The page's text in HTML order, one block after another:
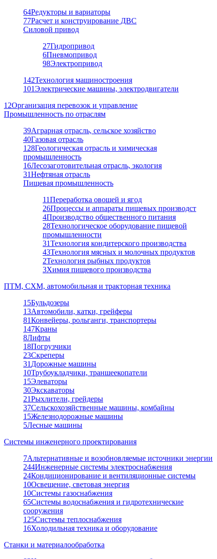
64Редукторы и вариаторы
77Расчет и конструирование ДВС
Силовой привод
27Гидропривод
6Пневмопривод
98Электропривод
142Технология машиностроения
101Электрические машины, электродвигатели
12Организация перевозок и управление
Промышленность по отраслям
39Аграрная отрасль, сельское хозяйство
40Газовая отрасль
128Геологическая отрасль и химическая
промышленность
16Лесозаготовительная отрасль, экология
31Нефтяная отрасль
Пищевая промышленность
11Переработка овощей и ягод
26Процессы и аппараты пищевых производст
4Производство общественного питания
28Технологическое оборудование пищевой
промышленности
31Технология кондитерского производства
43Технология мясных и молочных продуктов
2Технология рыбных продуктов
3Химия пищевого производства
ПТМ, СХМ, автомобильная и тракторная техника
15Бульдозеры
13Автомобили, катки, грейферы
81Конвейеры, рольганги, транспортеры
147Краны
8Лифты
18Погрузчики
23Скреперы
31 Дорожные машины
10Трубоукладчики, траншеекопатели
15Элеваторы
30Экскаваторы
21Рыхлители, грейдеры
37Сельскохозяйственные машины, комбайны
15Железнодорожные машины
5Лесные машины
Системы инженерного проектирования
7Альтернативные и возобновляемые источники энергии
244Инженерные системы электроснабжения
24Кондиционирование и вентиляционные системы
10Освещение, световая энергия
10Системы газоснабжения
65Системы водоснабжения и гидротехнические
сооружения
125Системы теплоснабжения
16Холодильная техника и оборудование
Станки и материалообработка